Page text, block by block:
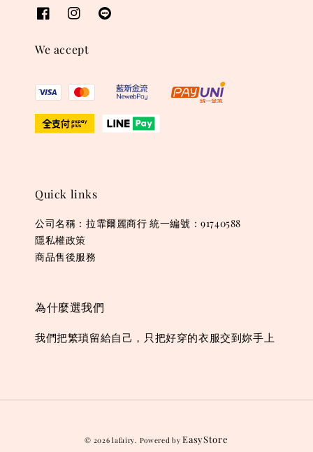
We accept
Quick links
公司名稱：拉霏爾麗商行 統一編號：91740588
隱私權政策
商品售後服務
為什麼選我們
我們把繁瑣留給自己，只把好穿的衣服交到妳手上
© 2026 lafairy. Powered byEasyStore